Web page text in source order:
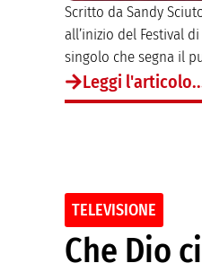
Scritto da Sandy
all’inizio del Festival
singolo che segna il
Leggi
TELEVISIONE
Che Dio